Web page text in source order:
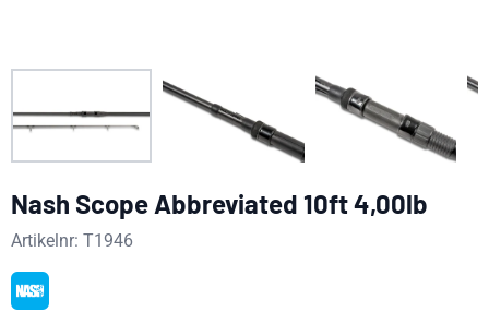
Nash Scope Abbreviated 10ft 4,00lb
Artikelnr: T1946